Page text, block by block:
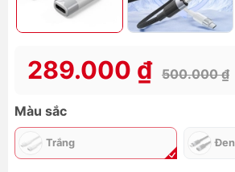
289.000 ₫ 500.000 ₫
Màu sắc
Trắng Đen